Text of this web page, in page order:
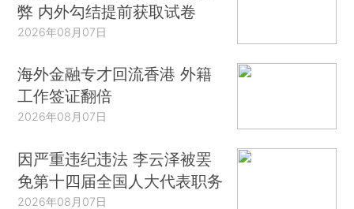
弊 内外勾结提前获取试卷
2026年08月07日
海外金融专才回流香港 外籍
工作签证翻倍
2026年08月07日
因严重违纪违法 李云泽被罢
免第十四届全国人大代表职务
2026年08月07日